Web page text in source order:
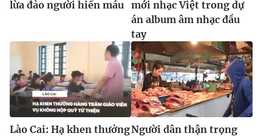
lừa đảo người hiến máu
mới nhạc Việt trong dự
án album âm nhạc đầu
tay
Lào Cai: Hạ khen thưởngNgười dân thận trọng